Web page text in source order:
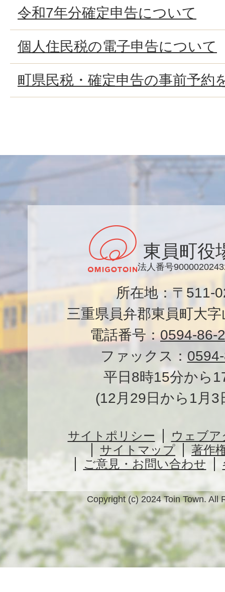
令和7年分確定申告について
個人住民税の電子申告について
町県民税・確定申告の事前予約
東員町役
法人番号
所在地：〒
三重県員弁郡東員町大
電話番号： 0594-86-
ファックス：
平日8時15分から
(12月29日から1月3
サイトポリシー
ウェブ
サイトマップ
著作
ご意見・お問い合わせ
Copyright (c) 2024 Toin Town. All